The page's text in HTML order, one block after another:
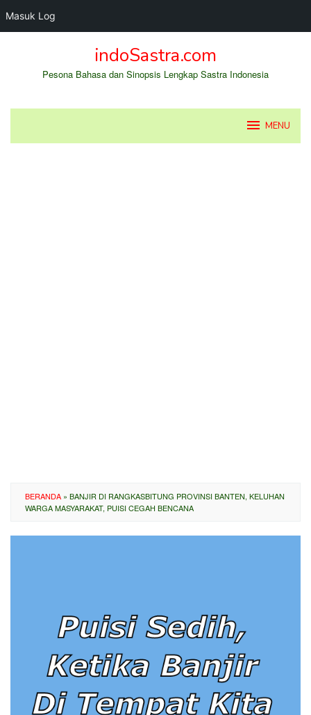
Masuk Log
indoSastra.com
Pesona Bahasa dan Sinopsis Lengkap Sastra Indonesia
MENU
BERANDA » BANJIR DI RANGKASBITUNG PROVINSI BANTEN, KELUHAN
WARGA MASYARAKAT, PUISI CEGAH BENCANA